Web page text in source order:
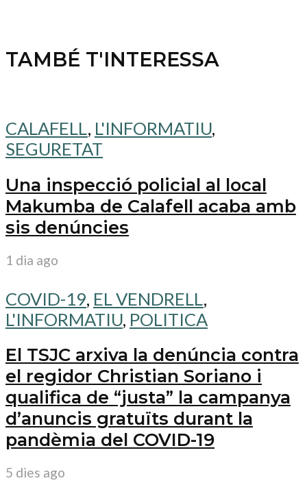
TAMBÉ T'INTERESSA
CALAFELL, L'INFORMATIU,
SEGURETAT
Una inspecció policial al local
Makumba de Calafell acaba amb
sis denúncies
1 dia ago
COVID-19, EL VENDRELL ,
L'INFORMATIU, POLITICA
El TSJC arxiva la denúncia contra
el regidor Christian Soriano i
qualifica de “justa” la campanya
d’anuncis gratuïts durant la
pandèmia del COVID-19
5 dies ago